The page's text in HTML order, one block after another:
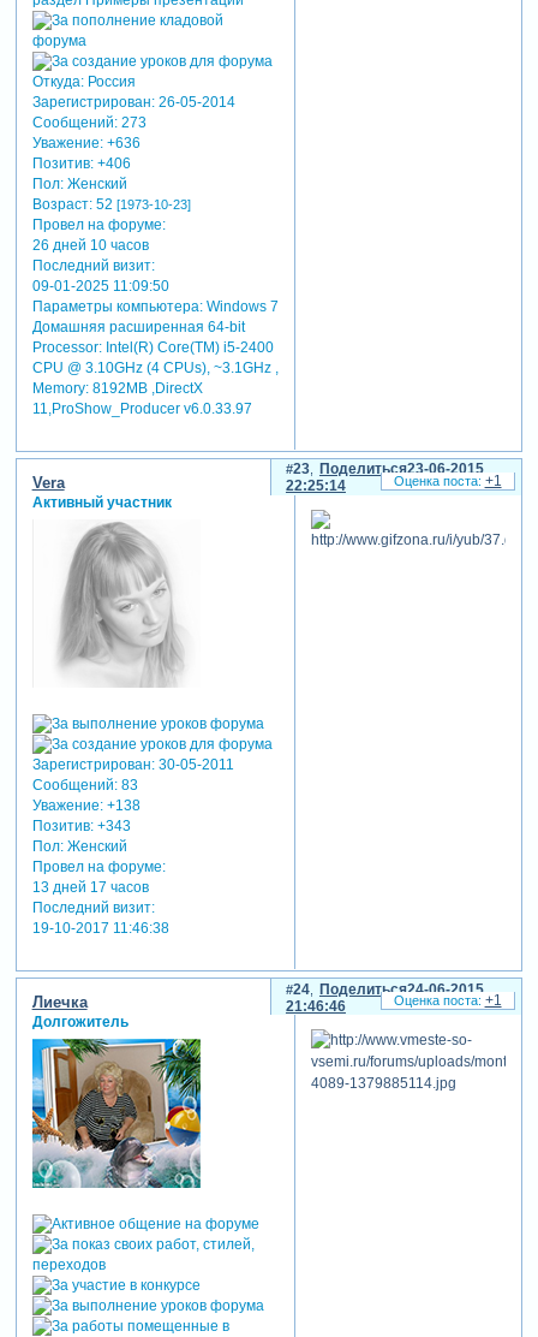
Откуда:Россия
Зарегистрирован: 26-05-2014
Сообщений:273
Уважение: +636
Позитив: +406
Пол:Женский
Возраст:52 [1973-10-23]
Провел на форуме:
26 дней 10 часов
Последний визит:
09-01-2025 11:09:50
Параметры компьютера:Windows 7
Домашняя расширенная 64-bit
Processor: Intel(R) Core(TM) i5-2400
CPU @ 3.10GHz (4 CPUs), ~3.1GHz ,
Memory: 8192MB ,DirectX
11,ProShow_Producer v6.0.33.97
Поделиться
23
23-06-2015
22:25:14
Vera
Активный участник
Зарегистрирован: 30-05-2011
Сообщений:83
Уважение: +138
Позитив: +343
Пол:Женский
Провел на форуме:
13 дней 17 часов
Последний визит:
19-10-2017 11:46:38
+1
Поделиться
24
24-06-2015
21:46:46
Лиечка
Долгожитель
+1